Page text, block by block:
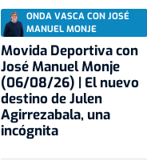
ONDA VASCA CON JOSÉ
MANUEL MONJE
Movida Deportiva con
José Manuel Monje
(06/08/26) | El nuevo
destino de Julen
Agirrezabala, una
incógnita